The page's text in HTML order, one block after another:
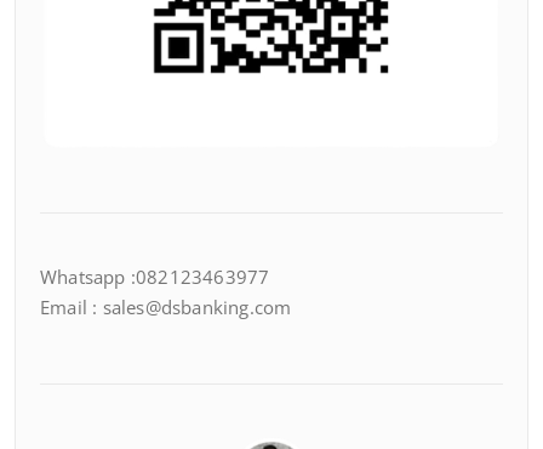
Whatsapp :082123463977
Email : sales@dsbanking.com